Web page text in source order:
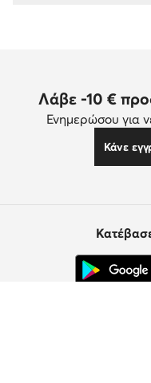
Λάβε -10 €
Ενημερώσου για
Κάνε